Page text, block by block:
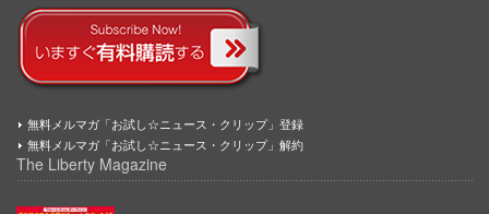
無料メルマガ「お試し☆ニュース・クリップ」登録
無料メルマガ「お試し☆ニュース・クリップ」解約
The Liberty Magazine